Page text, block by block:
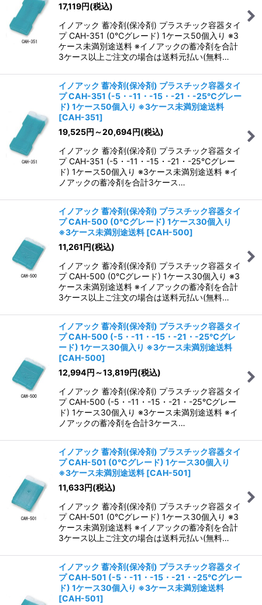
17,119円(税込)
イノアック 蓄冷剤(保冷剤) プラスチック容器タイ
プ CAH-351 (0℃グレード) 1ケース50個入り ※3
ケース未満別途送料 ※イノアックの蓄冷剤を合計
3ケース以上ご注文の場合は送料元払い(無料…
イノアック 蓄冷剤(保冷剤) プラスチック容器タイ
プ CAH-351 (-5・-11・-15・-21・-25℃グレー
ド) 1ケース50個入り ※3ケース未満別途送料
[CAH-351]
19,525円 ～20,694円(税込)
イノアック 蓄冷剤(保冷剤) プラスチック容器タイ
プ CAH-351 (-5・-11・-15・-21・-25℃グレー
ド) 1ケース50個入り ※3ケース未満別途送料 ※イ
ノアックの蓄冷剤を合計3ケース…
イノアック 蓄冷剤(保冷剤) プラスチック容器タイ
プ CAH-500 (0℃グレード) 1ケース30個入り
※3ケース未満別途送料 [CAH-500]
11,261円(税込)
イノアック 蓄冷剤(保冷剤) プラスチック容器タイ
プ CAH-500 (0℃グレード) 1ケース30個入り ※3
ケース未満別途送料 ※イノアックの蓄冷剤を合計
3ケース以上ご注文の場合は送料元払い(無料…
イノアック 蓄冷剤(保冷剤) プラスチック容器タイ
プ CAH-500 (-5・-11・-15・-21・-25℃グレ
ード) 1ケース30個入り ※3ケース未満別途送料
[CAH-500]
12,994円 ～13,819円(税込)
イノアック 蓄冷剤(保冷剤) プラスチック容器タイ
プ CAH-500 (-5・-11・-15・-21・-25℃グレー
ド) 1ケース30個入り ※3ケース未満別途送料 ※イ
ノアックの蓄冷剤を合計3ケース…
イノアック 蓄冷剤(保冷剤) プラスチック容器タイ
プ CAH-501 (0℃グレード) 1ケース30個入り
※3ケース未満別途送料 [CAH-501]
11,633円(税込)
イノアック 蓄冷剤(保冷剤) プラスチック容器タイ
プ CAH-501 (0℃グレード) 1ケース30個入り ※3
ケース未満別途送料 ※イノアックの蓄冷剤を合計
3ケース以上ご注文の場合は送料元払い(無料…
イノアック 蓄冷剤(保冷剤) プラスチック容器タイ
プ CAH-501 (-5・-11・-15・-21・-25℃グレー
ド) 1ケース30個入り ※3ケース未満別途送料
[CAH-501]